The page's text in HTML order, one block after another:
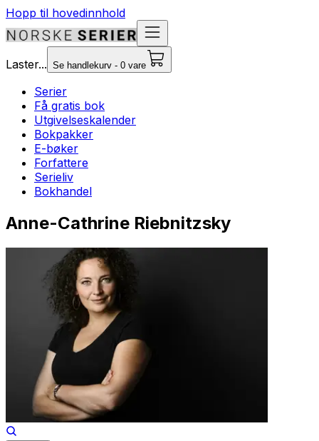
Hopp til hovedinnhold
Laster... Se handlekurv - 0 vare
Serier
Få gratis bok
Utgivelseskalender
Bokpakker
E-bøker
Forfattere
Serieliv
Bokhandel
Anne-Cathrine Riebnitzsky